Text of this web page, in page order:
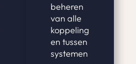
beheren
van alle
koppeling
en tussen
systemen